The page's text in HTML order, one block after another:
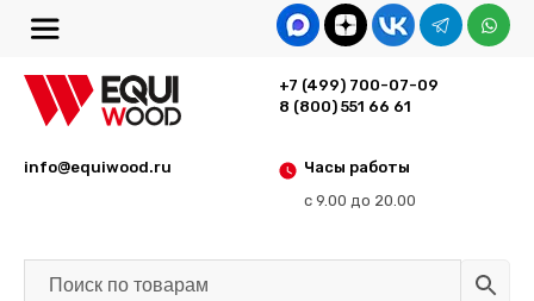
+7 (499) 700-07-09
8 (800) 551 66 61
Часы работы
с 9.00 до 20.00
info@equiwood.ru